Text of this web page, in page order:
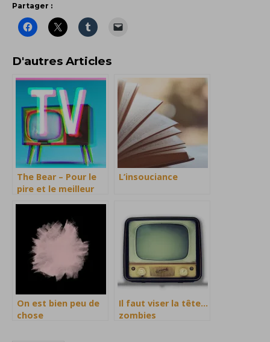
Partager :
D'autres Articles
The Bear – Pour le
pire et le meilleur
L’insouciance
On est bien peu de
chose
Il faut viser la tête…
zombies